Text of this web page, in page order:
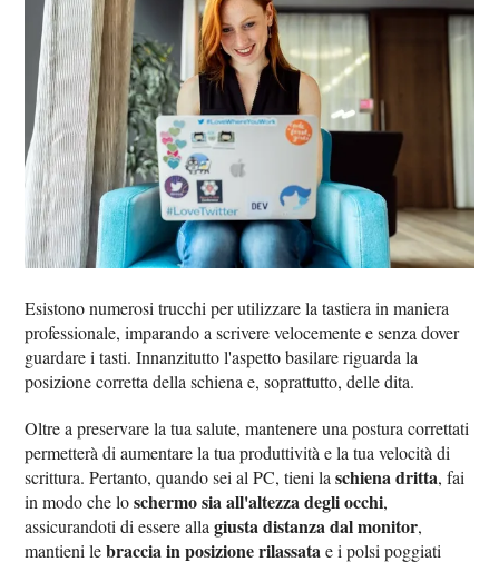
Esistono numerosi trucchi per utilizzare la tastiera in maniera
professionale, imparando a scrivere velocemente e senza dover
guardare i tasti. Innanzitutto l'aspetto basilare riguarda la
posizione corretta della schiena e, soprattutto, delle dita.
Oltre a preservare la tua salute, mantenere una postura correttati
permetterà di aumentare la tua produttività e la tua velocità di
scrittura. Pertanto, quando sei al PC, tieni laschiena dritta, fai
in modo che loschermo sia all'altezza degli occhi,
assicurandoti di essere allagiusta distanza dal monitor,
mantieni lebraccia in posizione rilassatae i polsi poggiati